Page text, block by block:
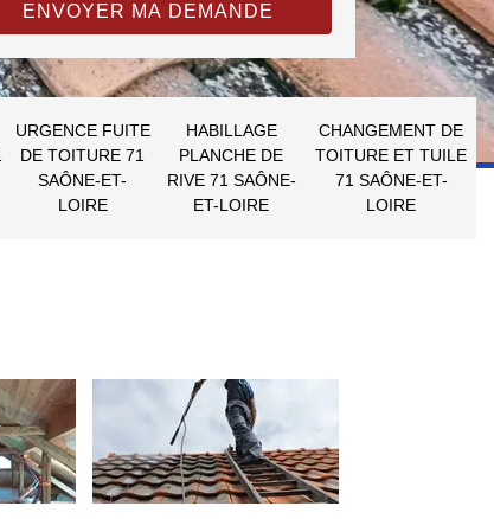
URGENCE FUITE
DE TOITURE 71
SAÔNE-ET-
LOIRE
HABILLAGE
PLANCHE DE
RIVE 71 SAÔNE-
ET-LOIRE
CHANGEMENT DE
TOITURE ET TUILE
71 SAÔNE-ET-
LOIRE